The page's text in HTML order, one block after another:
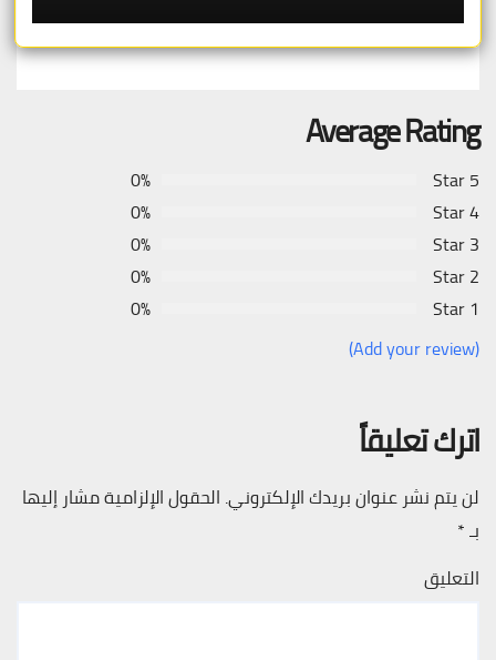
Average Rating
5 Star
0%
4 Star
0%
3 Star
0%
2 Star
0%
1 Star
0%
(Add your review)
اترك تعليقاً
لن يتم نشر عنوان بريدك الإلكتروني. الحقول الإلزامية مشار إليها
بـ*
التعليق